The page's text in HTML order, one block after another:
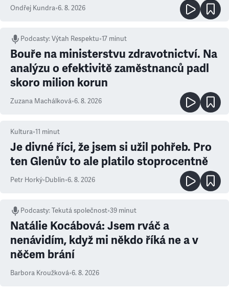
Ondřej Kundra•6. 8. 2026
Podcasty:Výtah Respektu•17 minut
Bouře na ministerstvu zdravotnictví. Na
analýzu o efektivitě zaměstnanců padl
skoro milion korun
Zuzana Machálková•6. 8. 2026
Kultura•11 minut
Je divné říci, že jsem si užil pohřeb. Pro
ten Glenův to ale platilo stoprocentně
Petr Horký•Dublin•6. 8. 2026
Podcasty:Tekutá společnost•39 minut
Natálie Kocábová: Jsem rváč a
nenávidím, když mi někdo říká ne a v
něčem brání
Barbora Kroužková•6. 8. 2026